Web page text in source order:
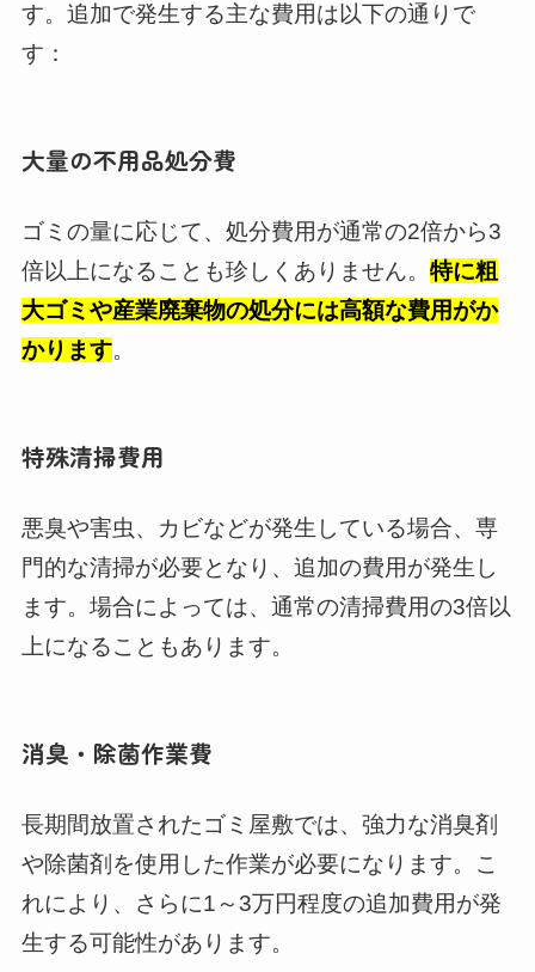
す。追加で発生する主な費用は以下の通りで
す：
大量の不用品処分費
ゴミの量に応じて、処分費用が通常の2倍から3
倍以上になることも珍しくありません。 特に粗
大ゴミや産業廃棄物の処分には高額な費用がか
かります。
特殊清掃費用
悪臭や害虫、カビなどが発生している場合、専
門的な清掃が必要となり、追加の費用が発生し
ます。場合によっては、通常の清掃費用の3倍以
上になることもあります。
消臭・除菌作業費
長期間放置されたゴミ屋敷では、強力な消臭剤
や除菌剤を使用した作業が必要になります。こ
れにより、さらに1～3万円程度の追加費用が発
生する可能性があります。